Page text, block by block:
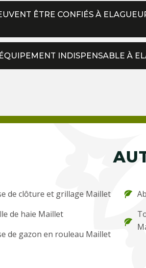
ÊTRE CONFIÉS À
INDISPENSABLE À
de clôture et grillage Maillet
de haie Maillet
de gazon en rouleau Maillet